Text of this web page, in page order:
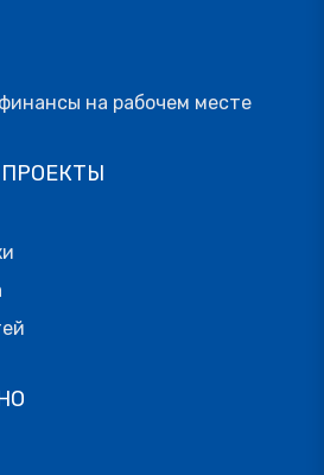
на рабочем месте